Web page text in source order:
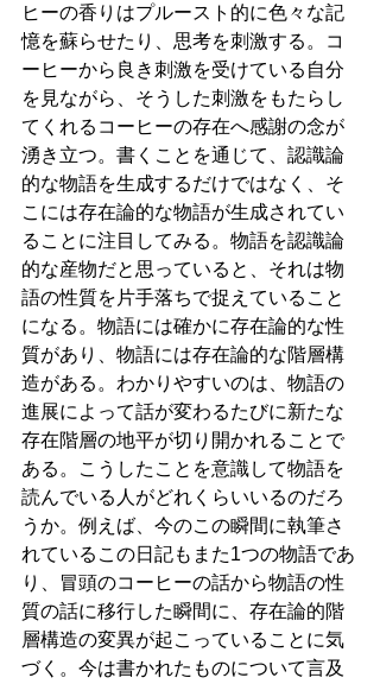
ヒーの香りはプルースト的に色々な記
憶を蘇らせたり、思考を刺激する。コ
ーヒーから良き刺激を受けている自分
を見ながら、そうした刺激をもたらし
てくれるコーヒーの存在へ感謝の念が
湧き立つ。書くことを通じて、認識論
的な物語を生成するだけではなく、そ
こには存在論的な物語が生成されてい
ることに注目してみる。物語を認識論
的な産物だと思っていると、それは物
語の性質を片手落ちで捉えていること
になる。物語には確かに存在論的な性
質があり、物語には存在論的な階層構
造がある。わかりやすいのは、物語の
進展によって話が変わるたびに新たな
存在階層の地平が切り開かれることで
ある。こうしたことを意識して物語を
読んでいる人がどれくらいいるのだろ
うか。例えば、今のこの瞬間に執筆さ
れているこの日記もまた1つの物語であ
り、冒頭のコーヒーの話から物語の性
質の話に移行した瞬間に、存在論的階
層構造の変異が起こっていることに気
づく。今は書かれたものについて言及